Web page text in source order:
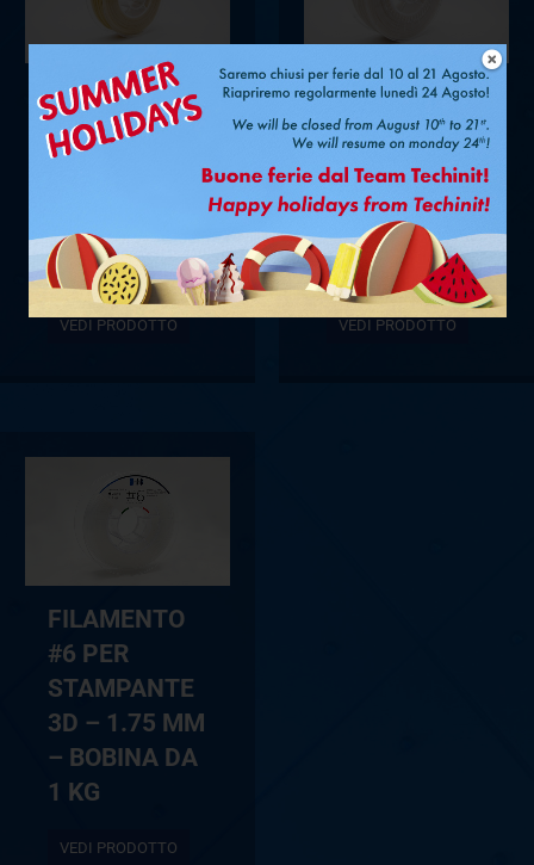
FILAMENTO
#5 PER
STAMPANTE
– BOBINA DA
250 G
VEDI PRODOTTO
FILAMENTO
#2 PER
STAMPANTE
3D – 1.75 MM
– BOBINA DA
1 KG
VEDI PRODOTTO
FILAMENTO
#6 PER
STAMPANTE
3D – 1.75 MM
– BOBINA DA
1 KG
VEDI PRODOTTO